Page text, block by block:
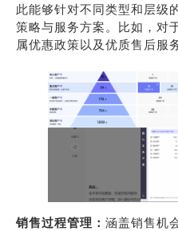
此能够针对不同类型和层级
策略与服务方案。比如，对
属优惠政策以及优质售后服
销售过程管理： 涵盖销售机